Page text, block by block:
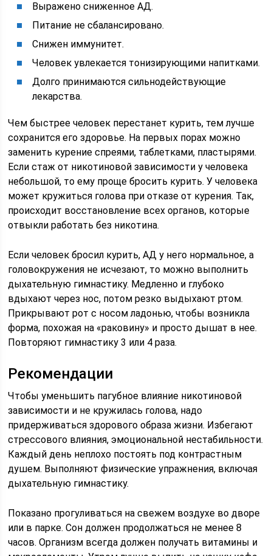
Выражено сниженное АД.
Питание не сбалансировано.
Снижен иммунитет.
Человек увлекается тонизирующими напитками.
Долго принимаются сильнодействующие
лекарства.
Чем быстрее человек перестанет курить, тем лучше
сохранится его здоровье. На первых порах можно
заменить курение спреями, таблетками, пластырями.
Если стаж от никотиновой зависимости у человека
небольшой, то ему проще бросить курить. У человека
может кружиться голова при отказе от курения. Так,
происходит восстановление всех органов, которые
отвыкли работать без никотина.
Если человек бросил курить, АД у него нормальное, а
головокружения не исчезают, то можно выполнить
дыхательную гимнастику. Медленно и глубоко
вдыхают через нос, потом резко выдыхают ртом.
Прикрывают рот с носом ладонью, чтобы возникла
форма, похожая на «раковину» и просто дышат в нее.
Повторяют гимнастику 3 или 4 раза.
Рекомендации
Чтобы уменьшить пагубное влияние никотиновой
зависимости и не кружилась голова, надо
придерживаться здорового образа жизни. Избегают
стрессового влияния, эмоциональной нестабильности.
Каждый день неплохо постоять под контрастным
душем. Выполняют физические упражнения, включая
дыхательную гимнастику.
Показано прогуливаться на свежем воздухе во дворе
или в парке. Сон должен продолжаться не менее 8
часов. Организм всегда должен получать витамины и